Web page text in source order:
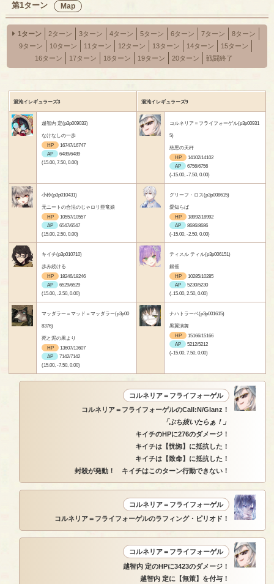
第1ターン Map
1ターン 2ターン 3ターン 4ターン 5ターン 6ターン 7ターン
8ターン
9ターン
10ターン 11ターン 12ターン 13ターン 14ターン
15ターン
16ターン
17ターン 18ターン 19ターン 20ターン 戦闘終了
混沌イレギュラーズ3 混沌イレギュラーズ9
越智内 定(p3p009033)
なけなしの一歩
HP
16747/16747
AP
6489/6489
(15.00, 7.50, 0.00)
コルネリア＝フライフォーゲル(p3p00931
5)
慈悪の天秤
HP
14102/14102
AP
6756/6756
(-15.00, -7.50, 0.00)
小鈴(p3p010431)
元ニートの合法のじゃロリ亜竜娘
HP
10557/10557
AP
6547/6547
(15.00, 2.50, 0.00)
グリーフ・ロス(p3p008615)
愛知らば
HP
18992/18992
AP
8686/8686
(-15.00, -2.50, 0.00)
キイチ(p3p010710)
歩み続ける
HP
18246/18246
AP
6529/6529
(15.00, -2.50, 0.00)
ティスル ティル(p3p006151)
銀雀
HP
10285/10285
AP
5230/5230
(-15.00, 2.50, 0.00)
マッダラー＝マッド＝マッダラー(p3p00
8376)
死と泥の果より
HP
13607/13607
AP
7142/7142
(15.00, -7.50, 0.00)
ナハトラーベ(p3p001615)
黒翼演舞
HP
15166/15166
AP
5212/5212
(-15.00, 7.50, 0.00)
コルネリア＝フライフォーゲル
コルネリア＝フライフォーゲルのCall:N/Glanz！
「ぶち抜いたらぁ！」
キイチのHPに276のダメージ！
キイチは【恍惚】に抵抗した！
キイチは【致命】に抵抗した！
封殺が発動！ キイチはこのターン行動できない！
コルネリア＝フライフォーゲル
コルネリア＝フライフォーゲルのラフィング・ピリオド！
コルネリア＝フライフォーゲル
越智内 定のHPに3423のダメージ！
越智内 定に【無策】を付与！